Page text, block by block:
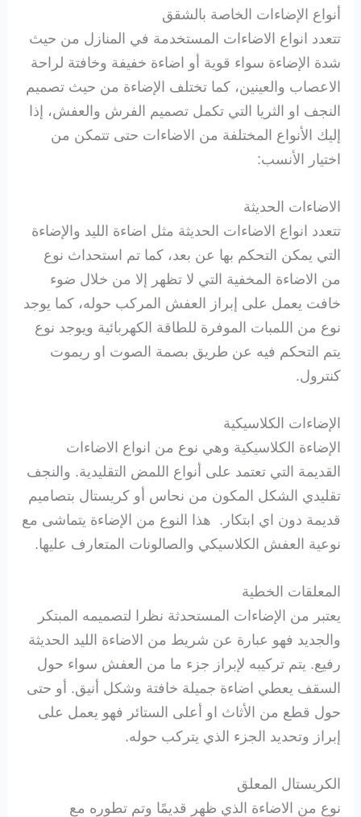
أنواع الإضاءات الخاصة بالشقق
تتعدد انواع الاضاءات المستخدمة في المنازل من حيث
شدة الإضاءة سواء قوية أو اضاءة خفيفة وخافتة لراحة
الاعصاب والعينين، كما تختلف الإضاءة من حيث تصميم
النجف او الثريا التي تكمل تصميم الفرش والعفش، إذا
إليك الأنواع المختلفة من الاضاءات حتى تتمكن من
اختيار الأنسب:
الاضاءات الحديثة
تتعدد انواع الاضاءات الحديثة مثل اضاءة الليد والإضاءة
التي يمكن التحكم بها عن بعد، كما تم استحداث نوع
من الاضاءة المخفية التي لا تظهر إلا من خلال ضوء
خافت يعمل على إبراز العفش المركب حوله، كما يوجد
نوع من اللمبات الموفرة للطاقة الكهربائية ويوجد نوع
يتم التحكم فيه عن طريق بصمة الصوت او ريموت
كنترول.
الإضاءات الكلاسيكية
الإضاءة الكلاسيكية وهي نوع من انواع الاضاءات
القديمة التي تعتمد على أنواع اللمض التقليدية. والنجف
تقليدي الشكل المكون من نحاس أو كريستال بتصاميم
قديمة دون اي ابتكار. هذا النوع من الإضاءة يتماشى مع
نوعية العفش الكلاسيكي والصالونات المتعارف عليها.
المعلقات الخطية
يعتبر من الإضاءات المستحدثة نظرا لتصميمه المبتكر
والجديد فهو عبارة عن شريط من الاضاءة الليد الحديثة
رفيع. يتم تركيبه لإبراز جزء ما من العفش سواء حول
السقف يعطي اضاءة جميلة خافتة وشكل أنيق. أو حتى
حول قطع من الأثاث او أعلى الستائر فهو يعمل على
إبراز وتحديد الجزء الذي يتركب حوله.
الكريستال المعلق
نوع من الاضاءة الذي ظهر قديمًا وتم تطوره مع